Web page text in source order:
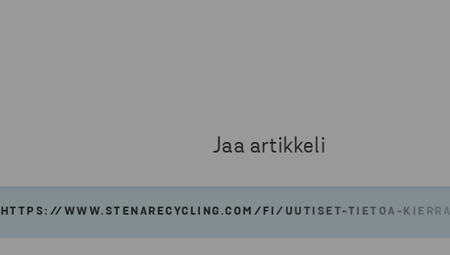
Jaa artikkeli
HTTPS://WWW.STENARECYCLING.COM/FI/UUTISET-TIETOA-